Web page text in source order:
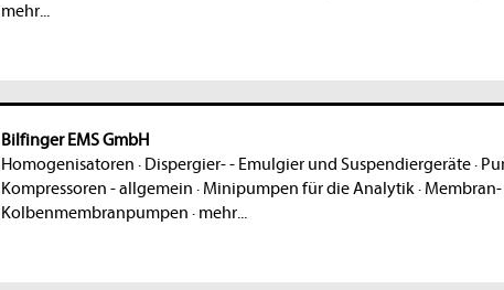
mehr...
Bilfinger EMS GmbH
Homogenisatoren · Dispergier- - Emulgier und Suspendiergeräte·
Kompressoren - allgemein · Minipumpen für die Analytik·
Kolbenmembranpumpen · mehr...